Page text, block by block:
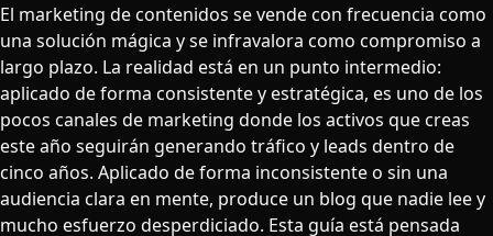
El marketing de contenidos se vende con frecuencia como
una solución mágica y se infravalora como compromiso a
largo plazo. La realidad está en un punto intermedio:
aplicado de forma consistente y estratégica, es uno de los
pocos canales de marketing donde los activos que creas
este año seguirán generando tráfico y leads dentro de
cinco años. Aplicado de forma inconsistente o sin una
audiencia clara en mente, produce un blog que nadie lee y
mucho esfuerzo desperdiciado. Esta guía está pensada